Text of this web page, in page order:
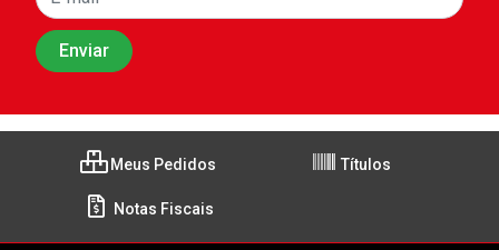
Meus Pedidos Títulos
Notas Fiscais